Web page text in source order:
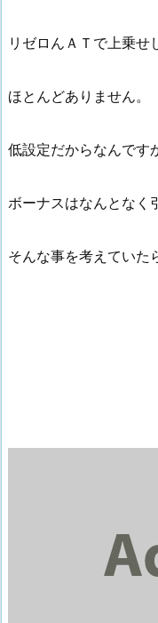
リゼロんＡＴで上乗せ
ほとんどありません。
低設定だからなんです
ボーナスはなんとなく
そんな事を考えていた